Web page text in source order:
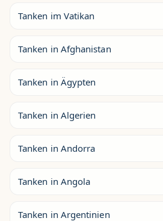
Tanken im Vatikan
Tanken in Afghanistan
Tanken in Ägypten
Tanken in Algerien
Tanken in Andorra
Tanken in Angola
Tanken in Argentinien